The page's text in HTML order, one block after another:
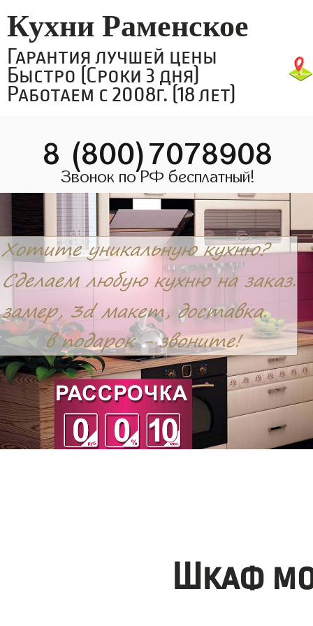
Кухни Раменское
Гарантия лучшей цены
Быстро (Сроки 3 дня)
Работаем с 2008г. (18 лет)
8 (800)7078908
Звонок по РФ бесплатный!
Шкаф